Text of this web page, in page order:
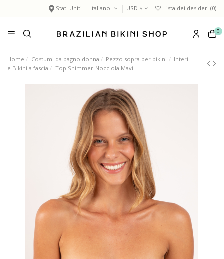
Stati Uniti Italiano USD $ Lista dei desideri (0)
0
Home Costumi da bagno donna Pezzo sopra per bikini
Interi
e Bikini a fascia
Top Shimmer-Nocciola Mavi